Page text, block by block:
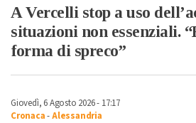
A Vercelli stop a uso
situazioni non essenziali.
forma di spreco”
Giovedì, 6 Agosto 2026 - 17:17
Cronaca-Alessandria